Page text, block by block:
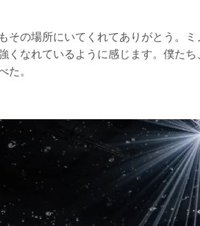
その場所にいてくれてありがとう。
くなれているように感じます。僕た
た。